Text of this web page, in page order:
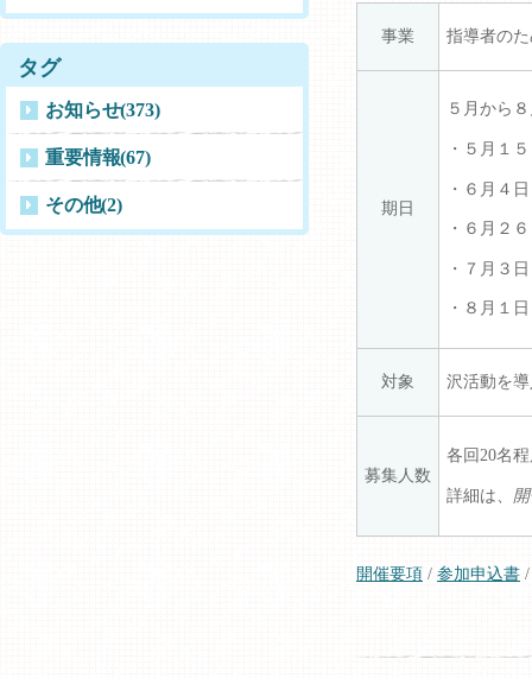
事業 指導者の
期日
５月から
・５月１
・６月４
・６月２
・７月３
・８月１
対象 沢活動を
募集人数
各回20名
詳細は、
開催要項 / 参加申込書
タグ
お知らせ(373)
重要情報(67)
その他(2)